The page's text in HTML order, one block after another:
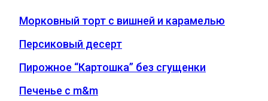
Морковный торт с вишней и карамелью
Персиковый десерт
Пирожное “Картошка” без сгущенки
Печенье с m&m